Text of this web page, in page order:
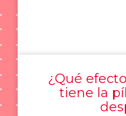
¿Qué
tiene la